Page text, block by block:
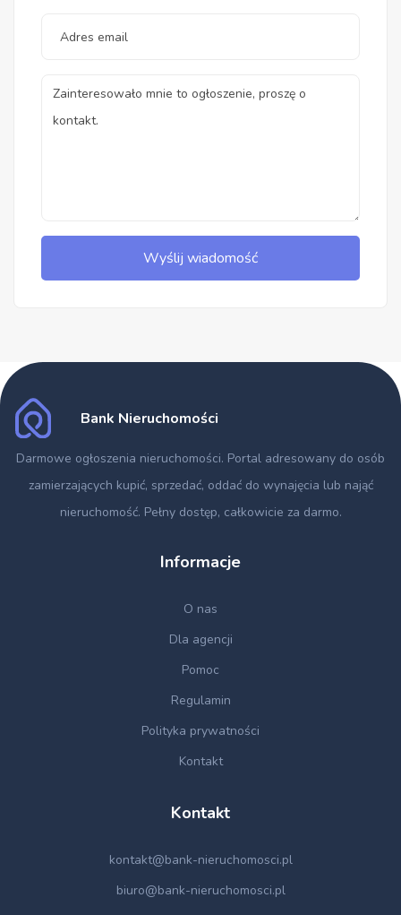
Wyślij wiadomość
Bank Nieruchomości
Darmowe ogłoszenia nieruchomości. Portal adresowany do osób
zamierzających kupić, sprzedać, oddać do wynajęcia lub nająć
nieruchomość. Pełny dostęp, całkowicie za darmo.
Informacje
O nas
Dla agencji
Pomoc
Regulamin
Polityka prywatności
Kontakt
Kontakt
kontakt@bank-nieruchomosci.pl
biuro@bank-nieruchomosci.pl